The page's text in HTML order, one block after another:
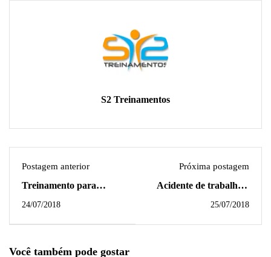
S2 Treinamentos
Postagem anterior
Treinamento para
24/07/2018
Próxima postagem
Acidente de trabalho e
25/07/2018
Você também pode gostar